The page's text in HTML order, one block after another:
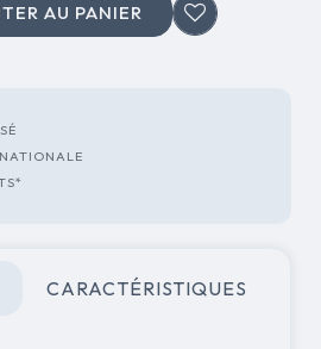
AU PANIER
CARACTÉRISTIQUES